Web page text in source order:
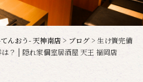
んおう- 天神南店> ブログ> 生け簀完備
？ | 隠れ家個室居酒屋 天王 福岡店